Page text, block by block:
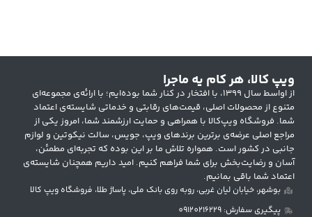
ویپ کالا، هر کام یه ماجرا
از اواسط سال ۱۳۹۹، با افتخار در کنار شما بوده‌ایم؛ با ارائه‌ی مجموعه‌ای
متنوع از محصولات اصلی، قیمت‌های رقابتی و خدماتی شایسته‌ی اعتماد
شما. فروشگاه ویپ‌کالا با همراهی و حمایت ارزشمند شما، امروز یکی از
مراجع اصلی عرضه‌ی برترین برندهای ویپ، جویس، سالت نیکوتین و لوازم
جانبی در کشور است. همواره تلاش ما بر این بوده که تجربه‌ای مطمئن،
آسان و رضایت‌بخش برای شما فراهم کنیم. امید داریم همچنان شایسته‌ی
اعتماد شما باقی بمانیم.
بوشهر، خیابان لیان غربی، روبه روی بانک ملی، پاساژ طلا، فروشگاه ویپ کالا
پیگیری سفارش: 09120216229